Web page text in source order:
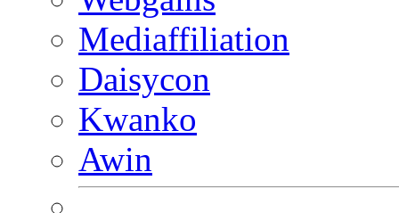
Mediaffiliation
Daisycon
Kwanko
Awin